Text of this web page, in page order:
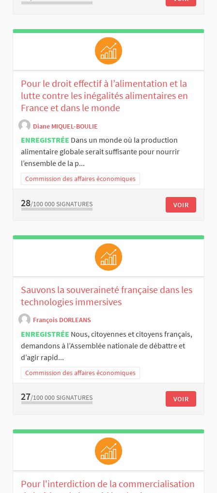
Pour le droit effectif à l’alimentation et la
lutte contre les inégalités alimentaires en
France et dans le monde
Diane MIQUEL-BOULIE
ENREGISTRÉE Dans un monde où la production
alimentaire globale serait suffisante pour nourrir
l’ensemble de la p...
Commission des affaires économiques
28/100 000 SIGNATURES VOIR
Sauvons la souveraineté française dans les
technologies immersives
François DORLEANS
ENREGISTRÉE Nous, citoyennes et citoyens français,
demandons à l’Assemblée nationale de débattre et
d’agir rapid...
Commission des affaires économiques
27/100 000 SIGNATURES VOIR
Pour l'interdiction de la commercialisation